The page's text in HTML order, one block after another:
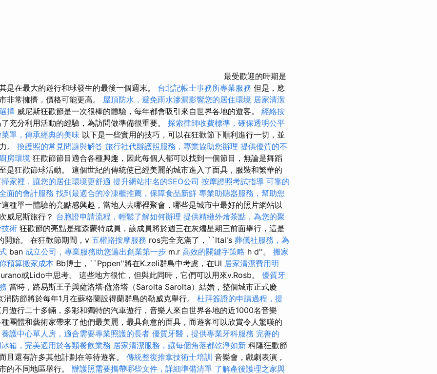
最受歡迎的時期是
是在最大的遊行和球發生的最後一個週末。 台北記帳士事務所專業服務 但是，應
非常擁擠，價格可能更高。 屋頂防水，避免雨水滲漏影響您的居住環境 居家清潔
擇 威尼斯狂歡節是一次很棒的體驗，每年都會吸引來自世界各地的遊客。 經絡按
充分利用活動的經驗，為訪問做準備很重要。 探索律師收費標準，確保透明公平
單，傳承經典的美味 以下是一些實用的技巧，可以在狂歡節下順利進行一切，並
。 換護照的常見問題與解答 旅行社代辦護照服務，專業協助您辦理 提供優質的不
房環境 狂歡節節目適合各種興趣，因此每個人都可以找到一個節目，無論是舞蹈
是狂歡節球活動。 這個世紀的傳統使已經美麗的城市進入了面具，服裝和繁華的
家裡，讓您的居住環境更舒適 提升網站排名的SEO公司 按摩證照考試指導 可靠的
面的會計服務 找到最適合的冷凍櫃推薦，保障食品新鮮 專業助聽器服務，幫助您
種單一體驗的亮點感興趣，當地人去哪裡聚會，哪些是城市中最好的照片網站以
威尼斯旅行？ 台胞證申請流程，輕鬆了解如何辦理 提供精緻外燴茶點，為您的聚
術 狂歡節的亮點是羅森蒙特成員，該成員將於週三在灰燼星期三前面舉行，這是
開始。 在狂歡節期間，v 五權路按摩服務 ros完全充滿了，``ltal's 葬儀社服務，為
ban 成立公司，專業服務助您邁出創業第一步 m.r 高效的關鍵字策略 h d''。 搬家
預算搬家成本 Bb博士，``Pppen''將在K.zeli群島中考慮，在Ul 居家清潔費用明
或Lido中思考。 這些地方很忙，但與此同時，它們可以用來v.Rosb。 優質牙
當時，路易斯王子與薩洛塔·薩洛塔（Sarolta Sarolta）結婚，整個城市正式慶
消防節將於每年1月在蘇格蘭設得蘭群島的勒威克舉行。 杜拜簽證的申請過程，提
月遊行二十多輛，多彩和獨特的汽車遊行，音樂人來自世界各地的近1000名音樂
團體和藝術家帶來了他們最美麗，最具創意的面具，而遊客可以欣賞令人驚嘆的
養護中心單人房，適合需要專業照護的長者 優質牙醫，提供專業牙科服務 完善的
箱，完美適用於各類餐飲業務 居家清潔服務，讓每個角落都乾淨如新 科隆狂歡節
且還有許多其他計劃在等待遊客。 傳統整復推拿技術士培訓 音樂會，戲劇表演，
的不同地區舉行。 辦護照需要攜帶哪些文件，詳細準備清單 了解產後護理之家與